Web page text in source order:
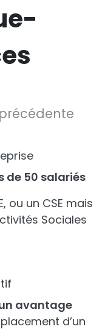
de 50 salariés
ou un CSE mais
Sociales
avantage
d’un